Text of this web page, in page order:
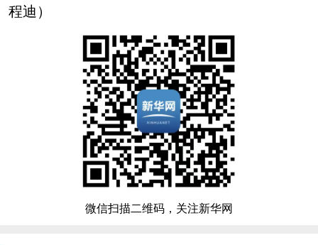
程迪）
微信扫描二维码，关注新华网